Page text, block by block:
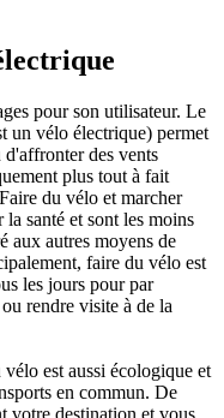
pour son utilisateur. Le
un vélo électrique) permet
des vents
plus tout à fait
du vélo et marcher
santé et sont les moins
aux autres moyens de
faire du vélo est
les jours pour par
rendre visite à de la
est aussi écologique et
en commun. De